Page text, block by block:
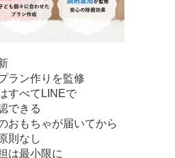
ラン作りを監修
すべてLINEで
できる
おもちゃが届いてから
則なし
は最小限に